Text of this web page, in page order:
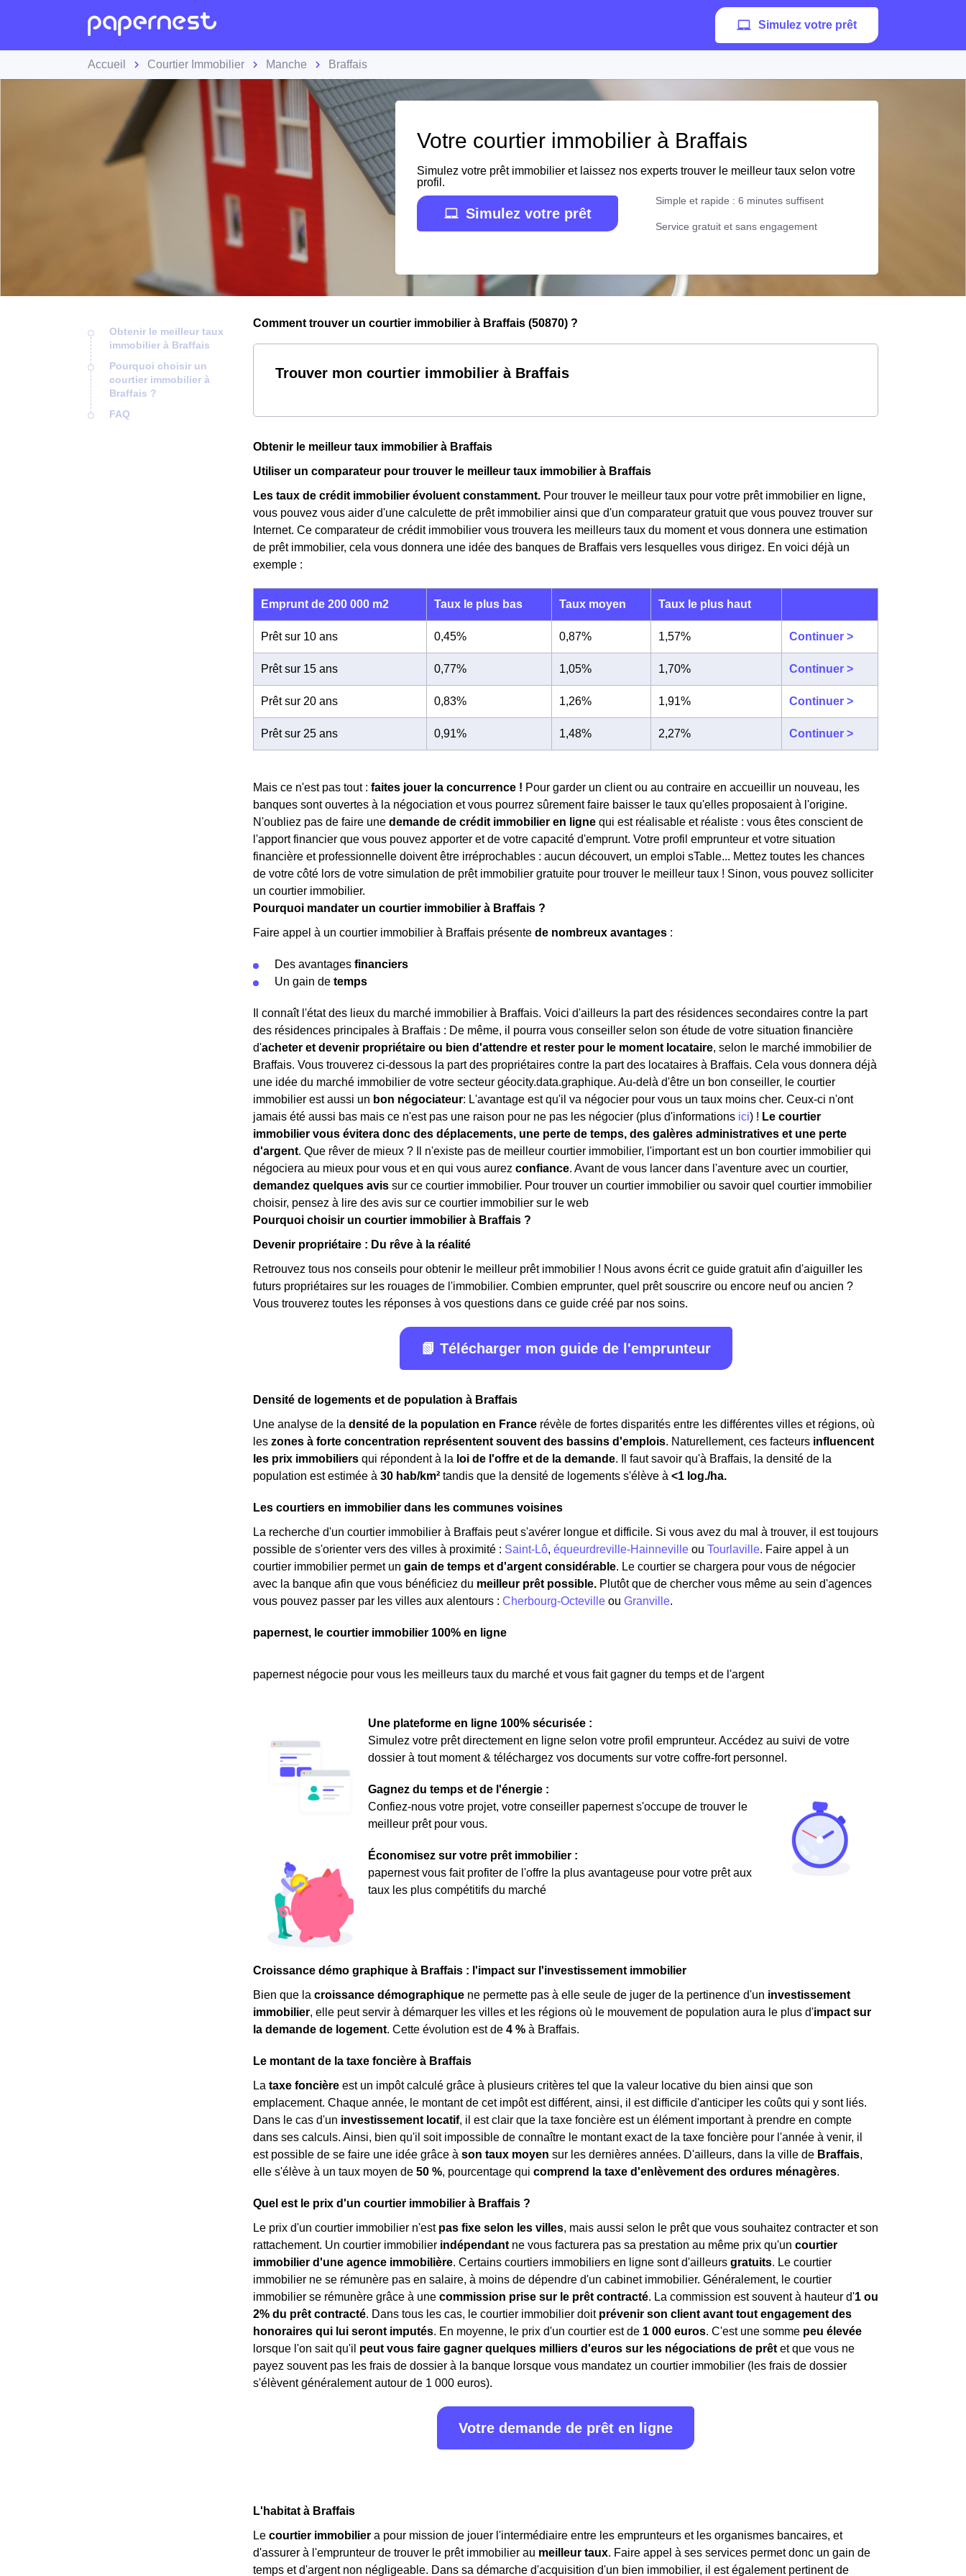
Simulez votre prêt
Accueil Courtier Immobilier Manche Braffais
Votre courtier immobilier à Braffais
Simulez votre prêt immobilier et laissez nos experts trouver le meilleur taux selon votre
profil.
Simulez votre prêt
Simple et rapide : 6 minutes suffisent
Service gratuit et sans engagement
Obtenir le meilleur taux
immobilier à Braffais
Pourquoi choisir un
courtier immobilier à
Braffais ?
FAQ
Comment trouver un courtier immobilier à Braffais (50870) ?
Trouver mon courtier immobilier à Braffais
Obtenir le meilleur taux immobilier à Braffais
Utiliser un comparateur pour trouver le meilleur taux immobilier à Braffais
Les taux de crédit immobilier évoluent constamment. Pour trouver le meilleur taux pour votre prêt immobilier en ligne,
vous pouvez vous aider d'une calculette de prêt immobilier ainsi que d'un comparateur gratuit que vous pouvez trouver sur
Internet. Ce comparateur de crédit immobilier vous trouvera les meilleurs taux du moment et vous donnera une estimation
de prêt immobilier, cela vous donnera une idée des banques de Braffais vers lesquelles vous dirigez. En voici déjà un
exemple :
Emprunt de 200 000 m2 Taux le plus bas Taux moyen Taux le plus haut
Prêt sur 10 ans 0,45% 0,87% 1,57% Continuer >
Prêt sur 15 ans 0,77% 1,05% 1,70% Continuer >
Prêt sur 20 ans 0,83% 1,26% 1,91% Continuer >
Prêt sur 25 ans 0,91% 1,48% 2,27% Continuer >
Mais ce n'est pas tout : faites jouer la concurrence ! Pour garder un client ou au contraire en accueillir un nouveau, les
banques sont ouvertes à la négociation et vous pourrez sûrement faire baisser le taux qu'elles proposaient à l'origine.
N'oubliez pas de faire une demande de crédit immobilier en ligne qui est réalisable et réaliste : vous êtes conscient de
l'apport financier que vous pouvez apporter et de votre capacité d'emprunt. Votre profil emprunteur et votre situation
financière et professionnelle doivent être irréprochables : aucun découvert, un emploi sTable... Mettez toutes les chances
de votre côté lors de votre simulation de prêt immobilier gratuite pour trouver le meilleur taux ! Sinon, vous pouvez solliciter
un courtier immobilier.
Pourquoi mandater un courtier immobilier à Braffais ?
Faire appel à un courtier immobilier à Braffais présente de nombreux avantages :
Des avantages financiers
Un gain de temps
Il connaît l'état des lieux du marché immobilier à Braffais. Voici d'ailleurs la part des résidences secondaires contre la part
des résidences principales à Braffais : De même, il pourra vous conseiller selon son étude de votre situation financière
d'acheter et devenir propriétaire ou bien d'attendre et rester pour le moment locataire, selon le marché immobilier de
Braffais. Vous trouverez ci-dessous la part des propriétaires contre la part des locataires à Braffais. Cela vous donnera déjà
une idée du marché immobilier de votre secteur géocity.data.graphique. Au-delà d'être un bon conseiller, le courtier
immobilier est aussi un bon négociateur: L'avantage est qu'il va négocier pour vous un taux moins cher. Ceux-ci n'ont
jamais été aussi bas mais ce n'est pas une raison pour ne pas les négocier (plus d'informations ici) ! Le courtier
immobilier vous évitera donc des déplacements, une perte de temps, des galères administratives et une perte
d'argent. Que rêver de mieux ? Il n'existe pas de meilleur courtier immobilier, l'important est un bon courtier immobilier qui
négociera au mieux pour vous et en qui vous aurez confiance. Avant de vous lancer dans l'aventure avec un courtier,
demandez quelques avis sur ce courtier immobilier. Pour trouver un courtier immobilier ou savoir quel courtier immobilier
choisir, pensez à lire des avis sur ce courtier immobilier sur le web
Pourquoi choisir un courtier immobilier à Braffais ?
Devenir propriétaire : Du rêve à la réalité
Retrouvez tous nos conseils pour obtenir le meilleur prêt immobilier ! Nous avons écrit ce guide gratuit afin d'aiguiller les
futurs propriétaires sur les rouages de l'immobilier. Combien emprunter, quel prêt souscrire ou encore neuf ou ancien ?
Vous trouverez toutes les réponses à vos questions dans ce guide créé par nos soins.
📗 Télécharger mon guide de l'emprunteur
Densité de logements et de population à Braffais
Une analyse de la densité de la population en France révèle de fortes disparités entre les différentes villes et régions, où
les zones à forte concentration représentent souvent des bassins d'emplois. Naturellement, ces facteurs influencent
les prix immobiliers qui répondent à la loi de l'offre et de la demande. Il faut savoir qu'à Braffais, la densité de la
population est estimée à 30 hab/km² tandis que la densité de logements s'élève à <1 log./ha.
Les courtiers en immobilier dans les communes voisines
La recherche d'un courtier immobilier à Braffais peut s'avérer longue et difficile. Si vous avez du mal à trouver, il est toujours
possible de s'orienter vers des villes à proximité : Saint-Lô, équeurdreville-Hainneville ou Tourlaville. Faire appel à un
courtier immobilier permet un gain de temps et d'argent considérable. Le courtier se chargera pour vous de négocier
avec la banque afin que vous bénéficiez du meilleur prêt possible. Plutôt que de chercher vous même au sein d'agences
vous pouvez passer par les villes aux alentours : Cherbourg-Octeville ou Granville.
papernest, le courtier immobilier 100% en ligne
papernest négocie pour vous les meilleurs taux du marché et vous fait gagner du temps et de l'argent
Une plateforme en ligne 100% sécurisée :
Simulez votre prêt directement en ligne selon votre profil emprunteur. Accédez au suivi de votre
dossier à tout moment & téléchargez vos documents sur votre coffre-fort personnel.
Gagnez du temps et de l'énergie :
Confiez-nous votre projet, votre conseiller papernest s'occupe de trouver le
meilleur prêt pour vous.
Économisez sur votre prêt immobilier :
papernest vous fait profiter de l'offre la plus avantageuse pour votre prêt aux
taux les plus compétitifs du marché
Croissance démo graphique à Braffais : l'impact sur l'investissement immobilier
Bien que la croissance démographique ne permette pas à elle seule de juger de la pertinence d'un investissement
immobilier, elle peut servir à démarquer les villes et les régions où le mouvement de population aura le plus d'impact sur
la demande de logement. Cette évolution est de 4 % à Braffais.
Le montant de la taxe foncière à Braffais
La taxe foncière est un impôt calculé grâce à plusieurs critères tel que la valeur locative du bien ainsi que son
emplacement. Chaque année, le montant de cet impôt est différent, ainsi, il est difficile d'anticiper les coûts qui y sont liés.
Dans le cas d'un investissement locatif, il est clair que la taxe foncière est un élément important à prendre en compte
dans ses calculs. Ainsi, bien qu'il soit impossible de connaître le montant exact de la taxe foncière pour l'année à venir, il
est possible de se faire une idée grâce à son taux moyen sur les dernières années. D'ailleurs, dans la ville de Braffais,
elle s'élève à un taux moyen de 50 %, pourcentage qui comprend la taxe d'enlèvement des ordures ménagères.
Quel est le prix d'un courtier immobilier à Braffais ?
Le prix d'un courtier immobilier n'est pas fixe selon les villes, mais aussi selon le prêt que vous souhaitez contracter et son
rattachement. Un courtier immobilier indépendant ne vous facturera pas sa prestation au même prix qu'un courtier
immobilier d'une agence immobilière. Certains courtiers immobiliers en ligne sont d'ailleurs gratuits. Le courtier
immobilier ne se rémunère pas en salaire, à moins de dépendre d'un cabinet immobilier. Généralement, le courtier
immobilier se rémunère grâce à une commission prise sur le prêt contracté. La commission est souvent à hauteur d'1 ou
2% du prêt contracté. Dans tous les cas, le courtier immobilier doit prévenir son client avant tout engagement des
honoraires qui lui seront imputés. En moyenne, le prix d'un courtier est de 1 000 euros. C'est une somme peu élevée
lorsque l'on sait qu'il peut vous faire gagner quelques milliers d'euros sur les négociations de prêt et que vous ne
payez souvent pas les frais de dossier à la banque lorsque vous mandatez un courtier immobilier (les frais de dossier
s'élèvent généralement autour de 1 000 euros).
Votre demande de prêt en ligne
L'habitat à Braffais
Le courtier immobilier a pour mission de jouer l'intermédiaire entre les emprunteurs et les organismes bancaires, et
d'assurer à l'emprunteur de trouver le prêt immobilier au meilleur taux. Faire appel à ses services permet donc un gain de
temps et d'argent non négligeable. Dans sa démarche d'acquisition d'un bien immobilier, il est également pertinent de